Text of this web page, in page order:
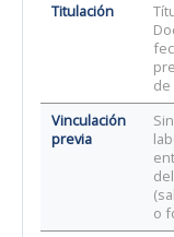
Titulación
de
Vinculación
previa
o